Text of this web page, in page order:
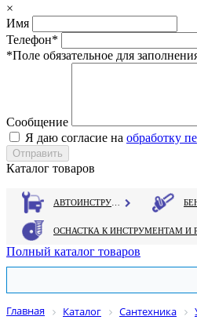
×
Имя
Телефон*
*Поле обязательное для
Сообщение
Я даю согласие на обработку
Каталог товаров
Полный каталог товаров
Главная Каталог Сантехника